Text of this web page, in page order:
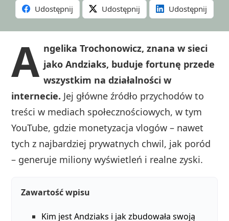
Udostępnij Udostępnij Udostępnij
A ngelika Trochonowicz, znana w sieci
jako Andziaks, buduje fortunę przede
wszystkim na działalności w
internecie. Jej główne źródło przychodów to
treści w mediach społecznościowych, w tym
YouTube, gdzie monetyzacja vlogów – nawet
tych z najbardziej prywatnych chwil, jak poród
– generuje miliony wyświetleń i realne zyski.
Zawartość wpisu
Kim jest Andziaks i jak zbudowała swoją